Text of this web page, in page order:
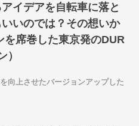
イデアを自転車に落と
いのでは？その想いか
を席巻した東京発のDUR
）
向上させたバージョンアップした